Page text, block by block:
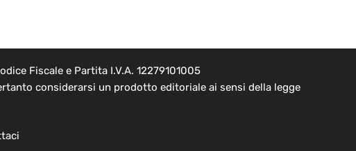
Fiscale e Partita I.V.A. 12279101005
considerarsi un prodotto editoriale ai sensi della legge